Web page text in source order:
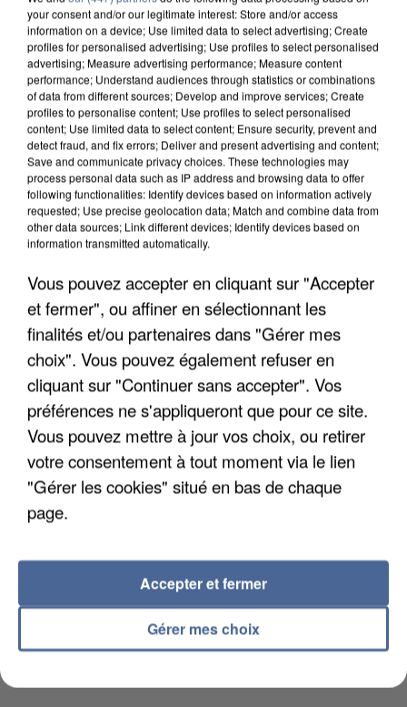
UN SECOND CADRE DE LA DZ MAFIA
INTERPELLÉ EN ALGÉRIE
UNE TOURISTE DE L’OISE EMPORTÉE PAR UNE
COULÉE DE BOUE EN HAUTE-SAVOIE
your consent and/or our legitimate interest: Store and/or access
information on a device; Use limited data to select advertising; Create
profiles for personalised advertising; Use profiles to select personalised
advertising; Measure advertising performance; Measure content
performance; Understand audiences through statistics or combinations
of data from different sources; Develop and improve services; Create
profiles to personalise content; Use profiles to select personalised
content; Use limited data to select content; Ensure security, prevent and
detect fraud, and fix errors; Deliver and present advertising and content;
Save and communicate privacy choices. These technologies may
process personal data such as IP address and browsing data to offer
following functionalities: Identify devices based on information actively
requested; Use precise geolocation data; Match and combine data from
other data sources; Link different devices; Identify devices based on
information transmitted automatically.
Vous pouvez accepter en cliquant sur "Accepter
et fermer", ou affiner en sélectionnant les
finalités et/ou partenaires dans "Gérer mes
choix". Vous pouvez également refuser en
cliquant sur "Continuer sans accepter". Vos
préférences ne s'appliqueront que pour ce site.
Vous pouvez mettre à jour vos choix, ou retirer
votre consentement à tout moment via le lien
"Gérer les cookies" situé en bas de chaque
page.
Gérer mes choix
Accepter et fermer